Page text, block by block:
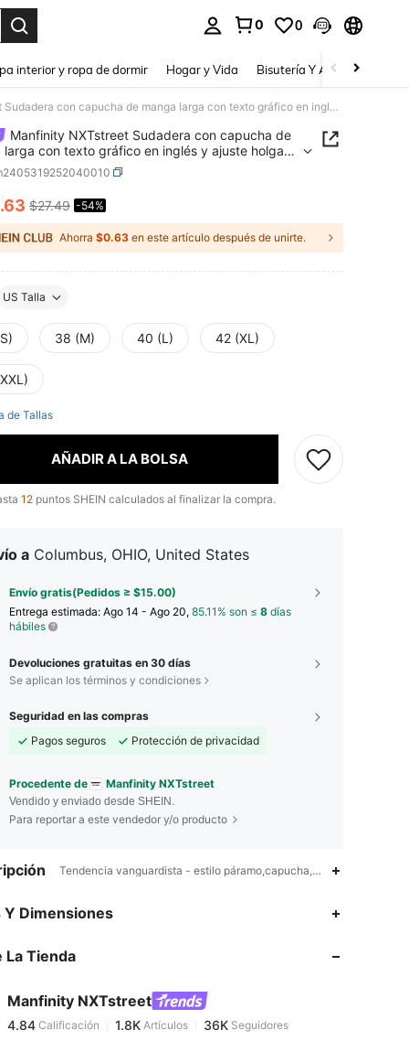
0 0
interior y ropa de dormir Hogar y Vida Bisutería Y Accesorios
Manfinity NXTstreet Sudadera con capucha de manga larga con texto gráfico en inglés y ajuste holgado para hombre, para otoño e invierno
Manfinity NXTstreet Sudadera con capucha de
larga con texto gráfico en inglés y ajuste holgado
para otoño e invierno
AND AVAILABILITY
.63 $27.49 -54%
Ahorra $0.63 en este artículo después de unirte.
US Talla
38 (M) 40 (L) 42 (XL)
de Tallas
AÑADIR A LA BOLSA
12 puntos SHEIN calculados al finalizar la compra.
a Columbus, OHIO, United States
Envío gratis(Pedidos ≥ $15.00)
Entrega estimada: Ago 14 - Ago 20, 85.11% son ≤ 8 días
hábiles
Devoluciones gratuitas en 30 días
Se aplican los términos y condiciones
Seguridad en las compras
Pagos seguros
Protección de privacidad
Procedente de Manfinity NXTstreet
Vendido y enviado desde SHEIN.
Para reportar a este vendedor y/o producto
Tendencia vanguardista - estilo páramo,capucha,Finales de Otoño
Y Dimensiones
La Tienda
Manfinity NXTstreet
4.84
4.84
4.84 Calificación 1.8K Artículos 36K Seguidores
k***8pagó Hace 1 día